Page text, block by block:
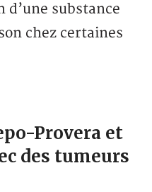
substance
chez certaines
Provera et
des tumeurs